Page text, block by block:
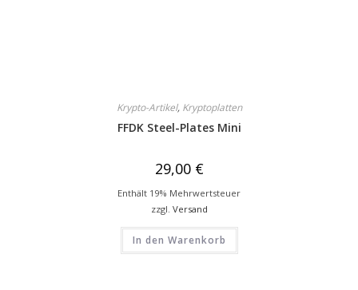
Krypto-Artikel, Kryptoplatten
FFDK Steel-Plates Mini
29,00 €
Enthält 19% Mehrwertsteuer
zzgl. Versand
In den Warenkorb